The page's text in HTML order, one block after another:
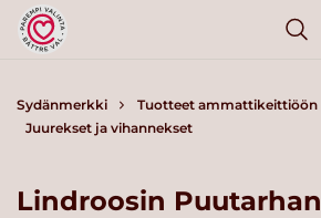
Sydänmerkki Tuotteet ammattikeittiöön
Juurekset ja vihannekset
Lindroosin Puutarhan